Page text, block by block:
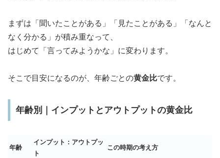
まずは「聞いたことがある」「見たことがある」「なんと
なく分かる」が積み重なって、
はじめて「言ってみようかな」に変わります。
そこで目安になるのが、年齢ごとの黄金比です。
年齢別｜インプットとアウトプットの黄金比
年齢
インプット：アウトプッ
ト
この時期の考え方